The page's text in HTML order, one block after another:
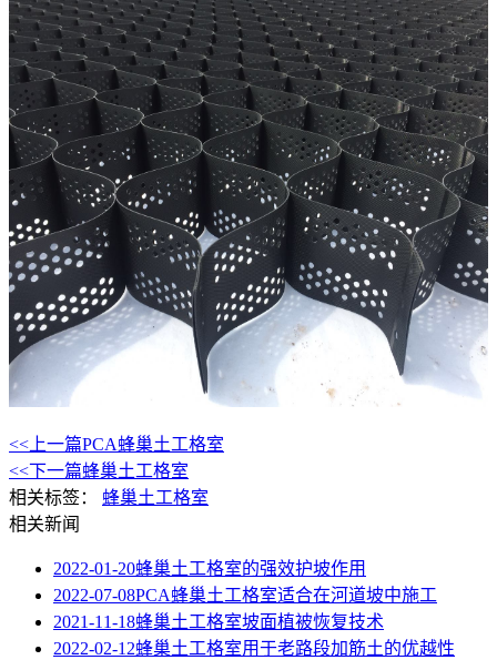
<<上一篇PCA蜂巢土工格室
<<下一篇蜂巢土工格室
相关标签： 蜂巢土工格室
相关新闻
2022-01-20蜂巢土工格室的强效护坡作用
2022-07-08PCA蜂巢土工格室适合在河道坡中施工
2021-11-18蜂巢土工格室坡面植被恢复技术
2022-02-12蜂巢土工格室用于老路段加筋土的优越性